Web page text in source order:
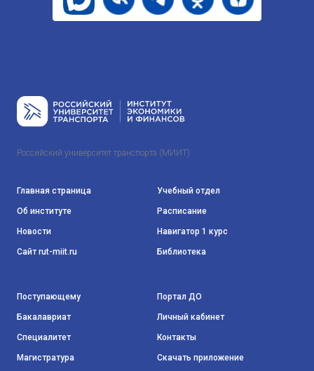
Российский университет транспорта (МИИТ)
Главная страница
Об институте
Новости
Сайт rut-miit.ru
Учебный отдел
Расписание
Навигатор 1 курс
Библиотека
Поступающему
Бакалавриат
Специалитет
Магистратура
Портал ДО
Личный кабинет
Контакты
Скачать приложение